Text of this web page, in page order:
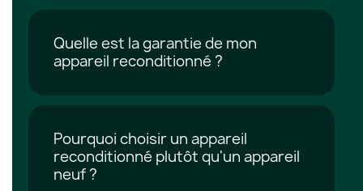
Quelle est la garantie de mon
appareil reconditionné ?
Pourquoi choisir un appareil
reconditionné plutôt qu'un appareil
neuf ?